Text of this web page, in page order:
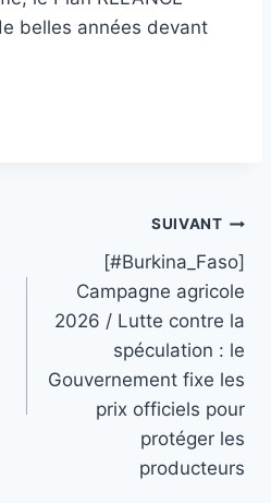
belles années devant
SUIVANT
[#Burkina_Faso]
Campagne agricole
2026 / Lutte contre la
spéculation : le
Gouvernement fixe les
prix officiels pour
protéger les
producteurs